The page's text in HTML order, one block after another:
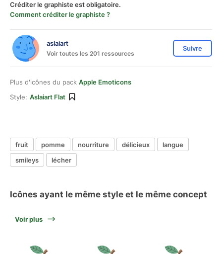
Créditer le graphiste est obligatoire.
Comment créditer le graphiste ?
aslaiart
Voir toutes les 201 ressources
Suivre
Plus d'icônes du pack Apple Emoticons
Style: Aslaiart Flat
fruit pomme nourriture délicieux
langue
smileys
lécher
Icônes ayant le même style et le même concept
Voir plus